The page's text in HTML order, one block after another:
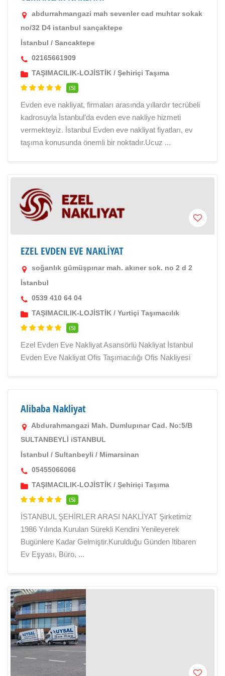
abdurrahmangazi mah sevenler cad muhtar sokak
no/32 D4 istanbul sançaktepe
İstanbul / Sancaktepe
02165661909
TAŞIMACILIK-LOJİSTİK / Şehiriçi Taşıma
(5)
Evden eve nakliyat, firmaları arasında yıllardır tecrübeli
kadrosuyla İstanbul’da evden eve nakliye hizmeti
vermekteyiz. İstanbul Evden eve nakliyat fiyatları, ev
taşıma konusunda önemli bir noktadır.Ucuz ...
EZEL EVDEN EVE NAKLİYAT
soğanlık gümüşpınar mah. akıner sok. no 2 d 2
İstanbul
0539 410 64 04
TAŞIMACILIK-LOJİSTİK / Yurtiçi Taşımacılık
(5)
Ezel Evden Eve Nakliyat Asansörlü Nakliyat İstanbul
Evden Eve Nakliyat Ofis Taşımacılığı Ofis Nakliyesi
Alibaba Nakliyat
Abdurahmangazi Mah. Dumlupınar Cad. No:5/B
SULTANBEYLİ iSTANBUL
İstanbul / Sultanbeyli / Mimarsinan
05455066066
TAŞIMACILIK-LOJİSTİK / Şehiriçi Taşıma
(5)
İSTANBUL ŞEHİRLER ARASI NAKLİYAT Şirketimiz
1986 Yılında Kurulan Sürekli Kendini Yenileyerek
Bugünlere Kadar Gelmiştir.Kurulduğu Günden Itibaren
Ev Eşyası, Büro, ...